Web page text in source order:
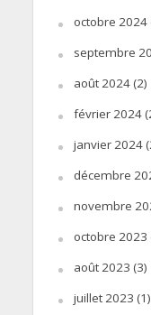
octobre 2024
septembre
août 2024(2)
février 2024
janvier 2024
décembre
novembre
octobre 2023
août 2023 (3)
juillet 2023 (1)